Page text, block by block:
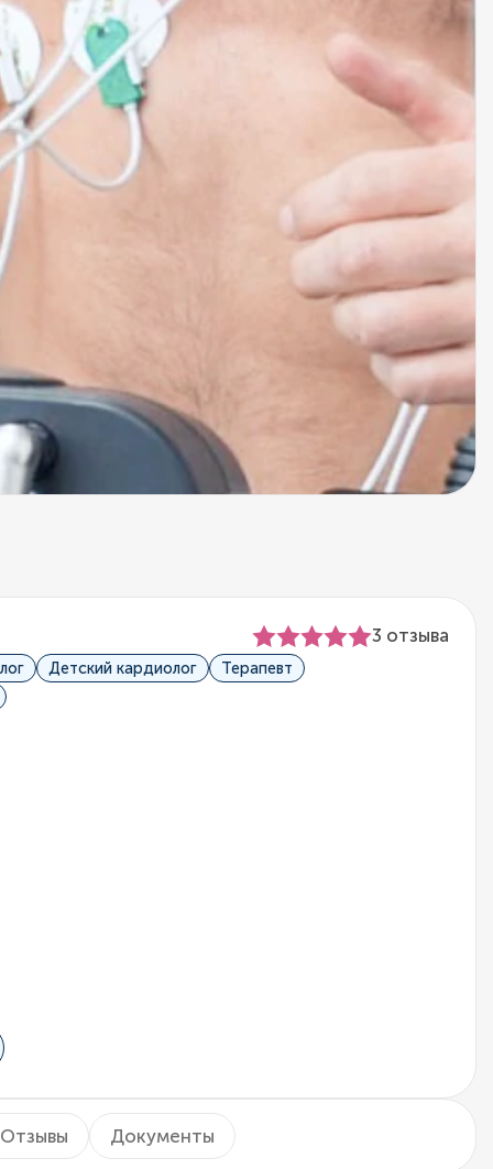
3 отзыва
Детский кардиолог Терапевт
Отзывы Документы